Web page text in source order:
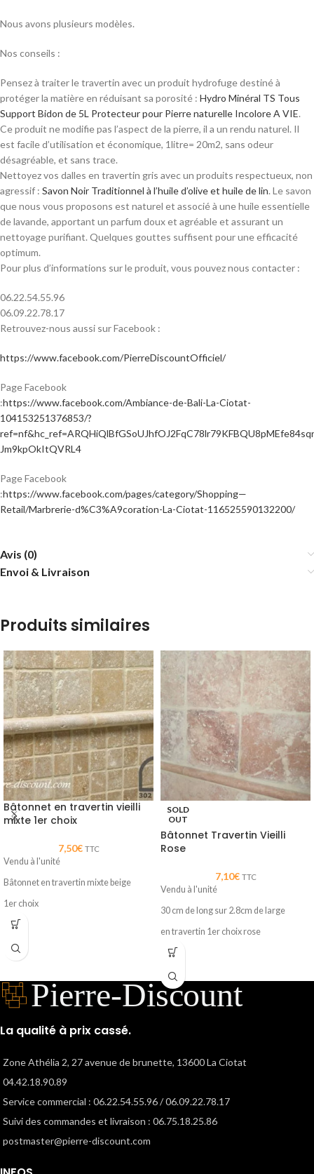
Nous avons plusieurs modèles.
Nos conseils :
Pensez à traiter le travertin avec un produit hydrofuge destiné à
protéger la matière en réduisant sa porosité : Hydro Minéral TS Tous
Support Bidon de 5L Protecteur pour Pierre naturelle Incolore A VIE.
Ce produit ne modifie pas l’aspect de la pierre, il a un rendu naturel. Il
est facile d’utilisation et économique, 1litre= 20m2, sans odeur
désagréable, et sans trace.
Nettoyez vos dalles en travertin gris avec un produits respectueux, non
agressif : Savon Noir Traditionnel à l’huile d’olive et huile de lin. Le savon
que nous vous proposons est naturel et associé à une huile essentielle
de lavande, apportant un parfum doux et agréable et assurant un
nettoyage purifiant. Quelques gouttes suffisent pour une efficacité
optimum.
Pour plus d’informations sur le produit, vous pouvez nous contacter :
06.22.54.55.96
06.09.22.78.17
Retrouvez-nous aussi sur Facebook :
https://www.facebook.com/PierreDiscountOfficiel/
Page Facebook
:https://www.facebook.com/Ambiance-de-Bali-La-Ciotat-
104153251376853/?
Jm9kpOkItQVRL4
Page Facebook
:https://www.facebook.com/pages/category/Shopping—
Retail/Marbrerie-d%C3%A9coration-La-Ciotat-116525590132200/
Avis (0)
Envoi & Livraison
Produits similaires
Bâtonnet en travertin vieilli
mixte 1er choix
7,50€ TTC
Vendu à l'unité
Bâtonnet en travertin mixte beige
1er choix
encadrement des miroirs
finitions
gris ou encore d'autres matières,
marbre.....
SOLD
OUT
Bâtonnet Travertin Vieilli
Rose
7,10€ TTC
Vendu à l'unité
30 cm de long sur 2.8cm de large
en travertin 1er choix rose
finition viellie
La qualité à prix cassé.
Zone Athélia 2, 27 avenue de brunette, 13600 La Ciotat
04.42.18.90.89
Service commercial : 06.22.54.55.96 / 06.09.22.78.17
Suivi des commandes et livraison : 06.75.18.25.86
postmaster@pierre-discount.com